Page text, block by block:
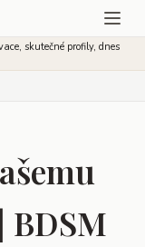
skutečné profily, dnes